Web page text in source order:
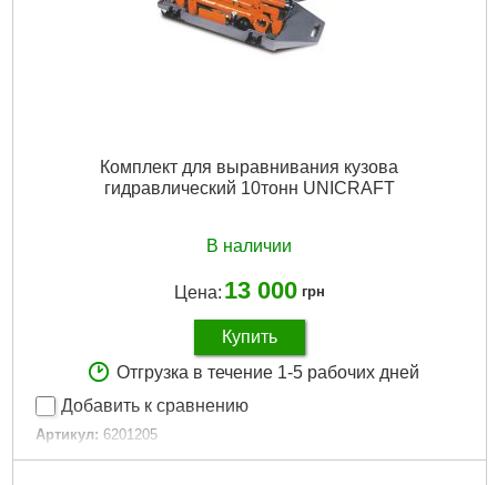
Комплект для выравнивания кузова
гидравлический 10тонн UNICRAFT
В наличии
Цена: 13 000 грн
Купить
Отгрузка в течение 1-5 рабочих дней
Добавить к сравнению
Артикул: 6201205
Код товара: 29.19.18